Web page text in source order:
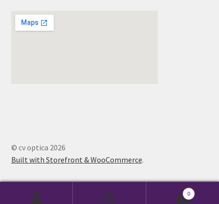
© cv optica 2026
Built with Storefront & WooCommerce.
0